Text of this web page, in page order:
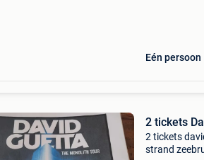
Eén persoon
2 tickets
2 tickets
strand